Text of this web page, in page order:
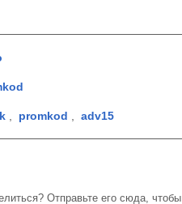
promkod adv15
Отправьте его сюда, чтобы